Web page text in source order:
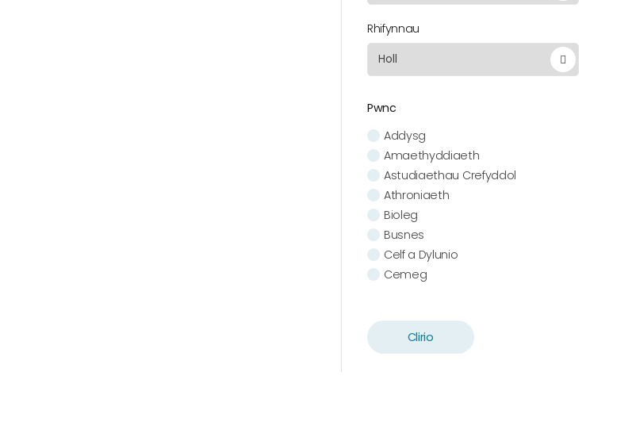
Rhifynnau
Pwnc
Addysg
Amaethyddiaeth
Astudiaethau Crefyddol
Athroniaeth
Bioleg
Busnes
Celf a Dylunio
Cemeg
Cymraeg
Chwaraeon
Clirio